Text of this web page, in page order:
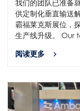
我们的团队已准备
供定制化垂直输送
霸福莱克斯展位，
生产线升级。 Our
阅读更多